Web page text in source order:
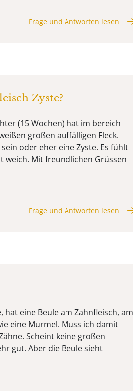
Frage und Antworten lesen
Zyste?
(15 Wochen) hat im bereich
großen auffälligen Fleck.
oder eher eine Zyste. Es fühlt
weich. Mit freundlichen Grüssen
Frage und Antworten lesen
hat eine Beule am Zahnfleisch, am
eine Murmel. Muss ich damit
Scheint keine großen
gut. Aber die Beule sieht